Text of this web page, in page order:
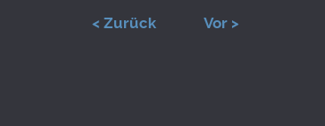
< Zurück Vor >